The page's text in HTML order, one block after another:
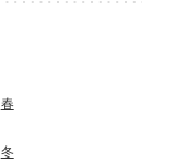
春
冬